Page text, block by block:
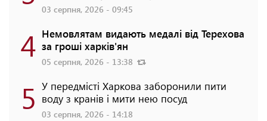
03 серпня, 2026 - 09:45
4 Немовлятам видають медалі від Терехова
за гроші харків'ян
05 серпня, 2026 - 13:38
5 У передмісті Харкова заборонили пити
воду з кранів і мити нею посуд
03 серпня, 2026 - 14:18